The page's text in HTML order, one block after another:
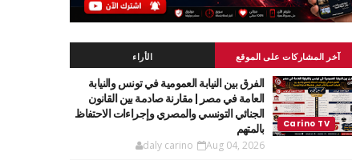
آخر المشاركات على الموقع الأراء
الفرق بين النيابة العمومية في تونس والنيابة
العامة في مصر | مقارنة صادمة بين القانون
الجنائي التونسي والمصري وإجراءات الاحتفاظ
بالمتهم
daly carino Aug 04, 2026